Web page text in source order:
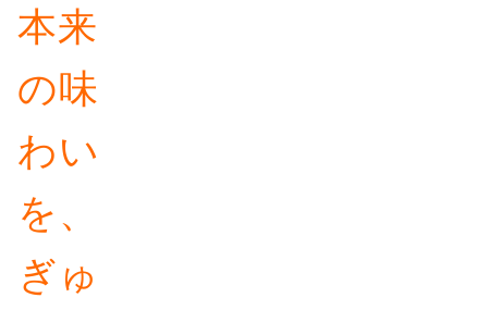
本来
の味
わい
を、
ぎゅ